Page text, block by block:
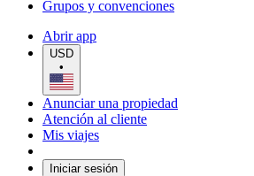
Grupos y convenciones
Abrir app
USD
•
Anunciar una propiedad
Atención al cliente
Mis viajes
Iniciar sesión